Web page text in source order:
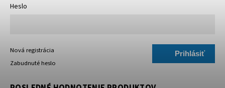
Heslo
Prihlásiť
Nová registrácia
Zabudnuté heslo